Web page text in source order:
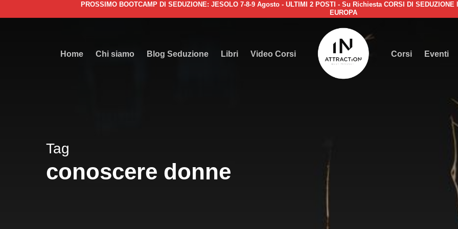
to
PROSSIMO BOOTCAMP DI SEDUZIONE: JESOLO 7-8-9 Agosto - ULTIMI 2 POSTI - Su Richiesta CORSI DI
EUROPA
Home Chi siamo Blog Seduzione Libri Video Corsi Corsi Eventi
Tag
conoscere donne